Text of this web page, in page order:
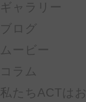
ギャラリー
ブログ
ムービー
コラム
私たちACTは